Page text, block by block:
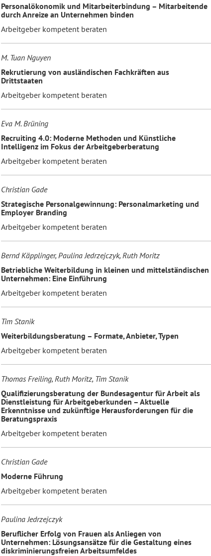
Personalökonomik und Mitarbeiterbindung – Mitarbeitende
durch Anreize an Unternehmen binden
Arbeitgeber kompetent beraten
M. Tuan Nguyen
Rekrutierung von ausländischen Fachkräften aus
Drittstaaten
Arbeitgeber kompetent beraten
Eva M. Brüning
Recruiting 4.0: Moderne Methoden und Künstliche
Intelligenz im Fokus der Arbeitgeberberatung
Arbeitgeber kompetent beraten
Christian Gade
Strategische Personalgewinnung: Personalmarketing und
Employer Branding
Arbeitgeber kompetent beraten
Bernd Käpplinger, Paulina Jedrzejczyk, Ruth Moritz
Betriebliche Weiterbildung in kleinen und mittelständischen
Unternehmen: Eine Einführung
Arbeitgeber kompetent beraten
Tim Stanik
Weiterbildungsberatung – Formate, Anbieter, Typen
Arbeitgeber kompetent beraten
Thomas Freiling, Ruth Moritz, Tim Stanik
Qualifizierungsberatung der Bundesagentur für Arbeit als
Dienstleistung für Arbeitgeberkunden – Aktuelle
Erkenntnisse und zukünftige Herausforderungen für die
Beratungspraxis
Arbeitgeber kompetent beraten
Christian Gade
Moderne Führung
Arbeitgeber kompetent beraten
Paulina Jedrzejczyk
Beruflicher Erfolg von Frauen als Anliegen von
Unternehmen: Lösungsansätze für die Gestaltung eines
diskriminierungsfreien Arbeitsumfeldes